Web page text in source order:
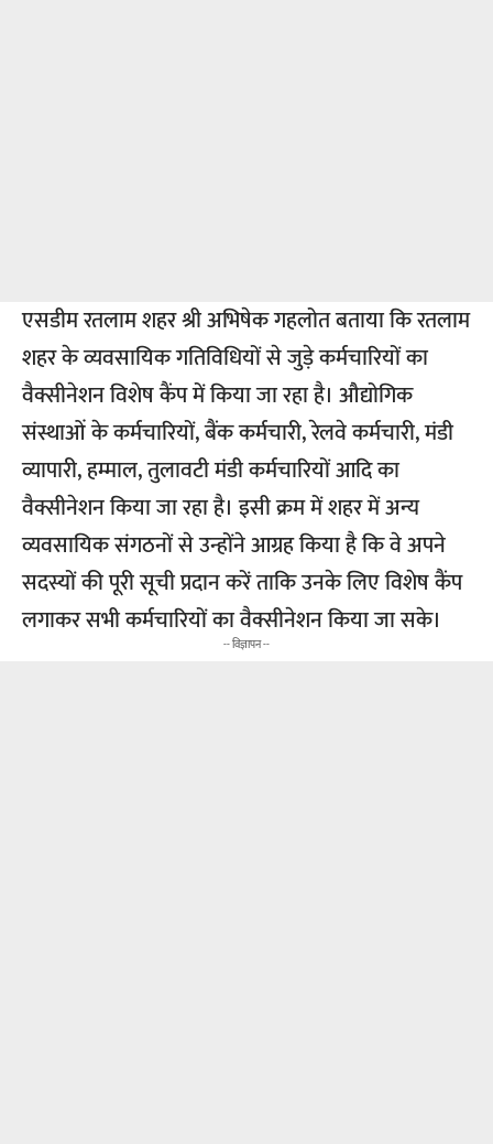
एसडीम रतलाम शहर श्री अभिषेक गहलोत बताया कि रतलाम
शहर के व्यवसायिक गतिविधियों से जुड़े कर्मचारियों का
वैक्सीनेशन विशेष कैंप में किया जा रहा है। औद्योगिक
संस्थाओं के कर्मचारियों, बैंक कर्मचारी, रेलवे कर्मचारी, मंडी
व्यापारी, हम्माल, तुलावटी मंडी कर्मचारियों आदि का
वैक्सीनेशन किया जा रहा है। इसी क्रम में शहर में अन्य
व्यवसायिक संगठनों से उन्होंने आग्रह किया है कि वे अपने
सदस्यों की पूरी सूची प्रदान करें ताकि उनके लिए विशेष कैंप
लगाकर सभी कर्मचारियों का वैक्सीनेशन किया जा सके।
-- विज्ञापन --